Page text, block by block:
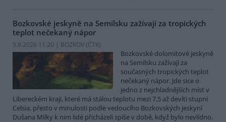
Bozkovské jeskyně na Semilsku zažívají za tropických
teplot nečekaný nápor
5.8.2026 11:20 | BOZKOV (ČTK)
Bozkovské dolomitové jeskyně
na Semilsku zažívají za
současných tropických teplot
nečekaný nápor. Jde sice o
jedno z nejchladnějších míst v
Libereckém kraji, které má stálou teplotu mezi 7,5 až devíti stupni
Celsia, přesto v minulosti podle vedoucího Bozkovských jeskyní
Dušana Milky k nim lidé přicházeli spíše v době, když bylo nevlídno.